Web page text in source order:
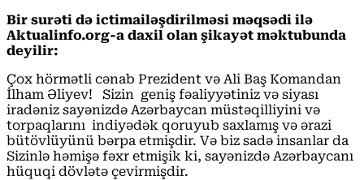
Bir surəti də ictimailəşdirilməsi məqsədi ilə
Aktualinfo.org-a daxil olan şikayət məktubunda
deyilir:
Çox hörmətli cənab Prezident və Ali Baş Komandan
İlham Əliyev! Sizin geniş fəaliyyətiniz və siyası
iradəniz sayənizdə Azərbaycan müstəqilliyini və
torpaqlarını indiyədək qoruyub saxlamış və ərazi
bütövlüyünü bərpa etmişdir. Və biz sadə insanlar da
Sizinlə həmişə fəxr etmişik ki, sayənizdə Azərbaycanı
hüquqi dövlətə çevirmişdir.